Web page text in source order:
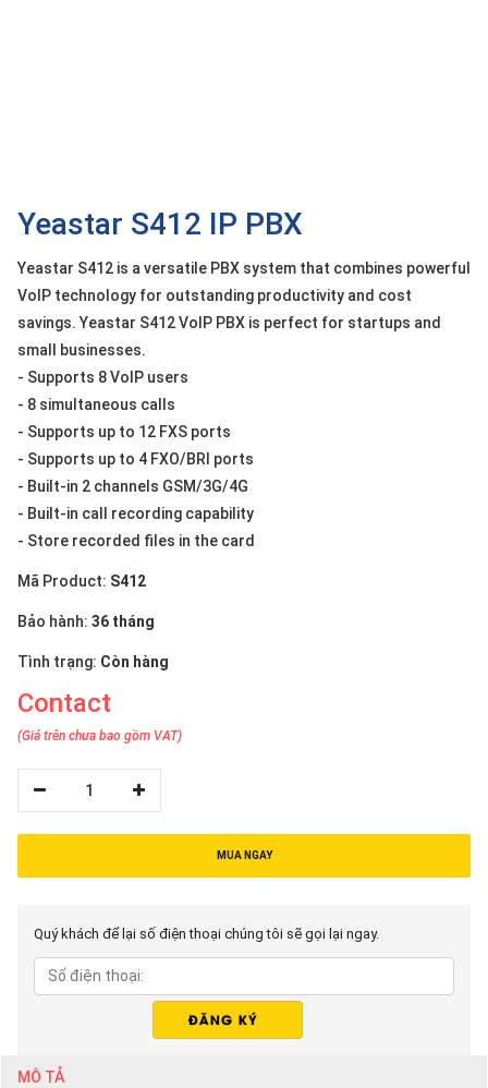
Yeastar S412 IP PBX
Yeastar S412 is a versatile PBX system that combines powerful
VoIP technology for outstanding productivity and cost
savings. Yeastar S412 VoIP PBX is perfect for startups and
small businesses.
- Supports 8 VoIP users
- 8 simultaneous calls
- Supports up to 12 FXS ports
- Supports up to 4 FXO/BRI ports
- Built-in 2 channels GSM/3G/4G
- Built-in call recording capability
- Store recorded files in the card
Mã Product: S412
Bảo hành: 36 tháng
Tình trạng: Còn hàng
Contact
(Giá trên chưa bao gồm VAT)
1
MUA NGAY
Quý khách để lại số điện thoại chúng tôi sẽ gọi lại ngay.
MÔ TẢ
Contact
thiệu
LANGUAGE
Tiếng
việt
English